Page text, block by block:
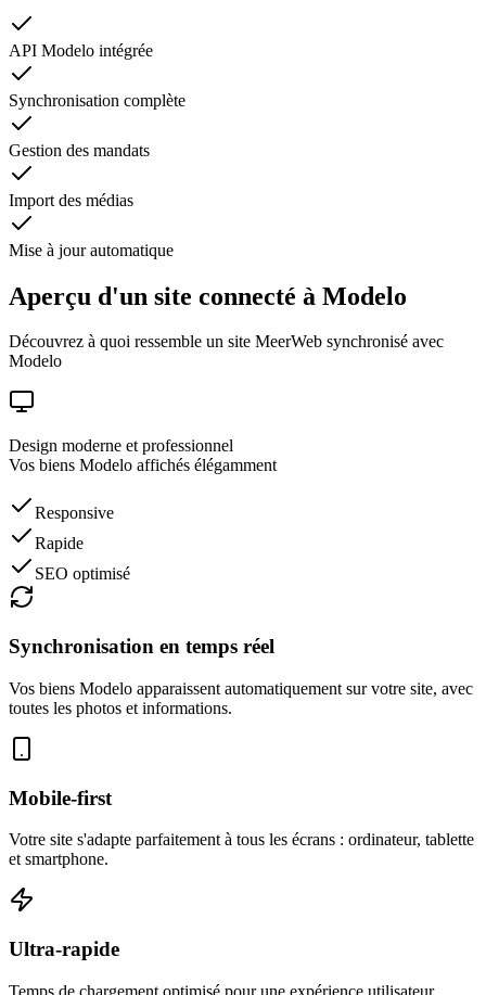
API Modelo intégrée
Synchronisation complète
Gestion des mandats
Import des médias
Mise à jour automatique
Aperçu d'un site connecté à Modelo
Découvrez à quoi ressemble un site MeerWeb synchronisé avec
Modelo
Design moderne et professionnel
Vos biens Modelo affichés élégamment
Responsive
Rapide
SEO optimisé
Synchronisation en temps réel
Vos biens Modelo apparaissent automatiquement sur votre site, avec
toutes les photos et informations.
Mobile-first
Votre site s'adapte parfaitement à tous les écrans : ordinateur, tablette
et smartphone.
Ultra-rapide
Temps de chargement optimisé pour une expérience utilisateur